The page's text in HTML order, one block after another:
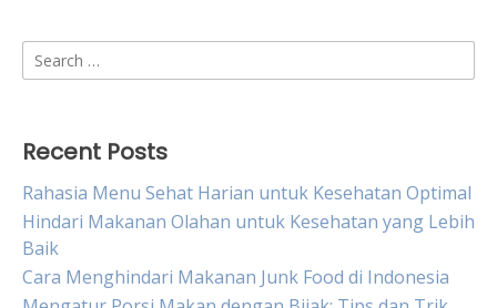
Search
for:
Recent Posts
Rahasia Menu Sehat Harian untuk Kesehatan Optimal
Hindari Makanan Olahan untuk Kesehatan yang Lebih
Baik
Cara Menghindari Makanan Junk Food di Indonesia